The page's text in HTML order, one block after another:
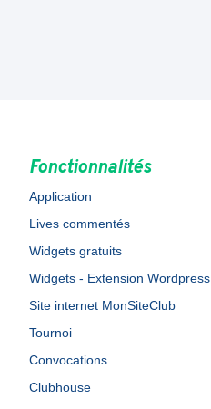
Fonctionnalités
Application
Lives commentés
Widgets gratuits
Widgets - Extension Wordpress
Site internet MonSiteClub
Tournoi
Convocations
Clubhouse